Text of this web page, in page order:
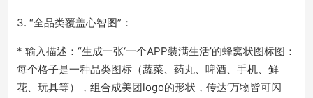
3. “全品类覆盖心智图”：
* 输入描述：“生成一张‘一个APP装满生活’的蜂窝状图标图：
每个格子是一种品类图标（蔬菜、药丸、啤酒、手机、鲜
花、玩具等），组合成美团logo的形状，传达‘万物皆可闪